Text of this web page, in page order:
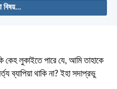
লুকাইতে পারে যে, আমি তাহাকে
ব্যাপিয়া থাকি না? ইহা সদাপ্রভু